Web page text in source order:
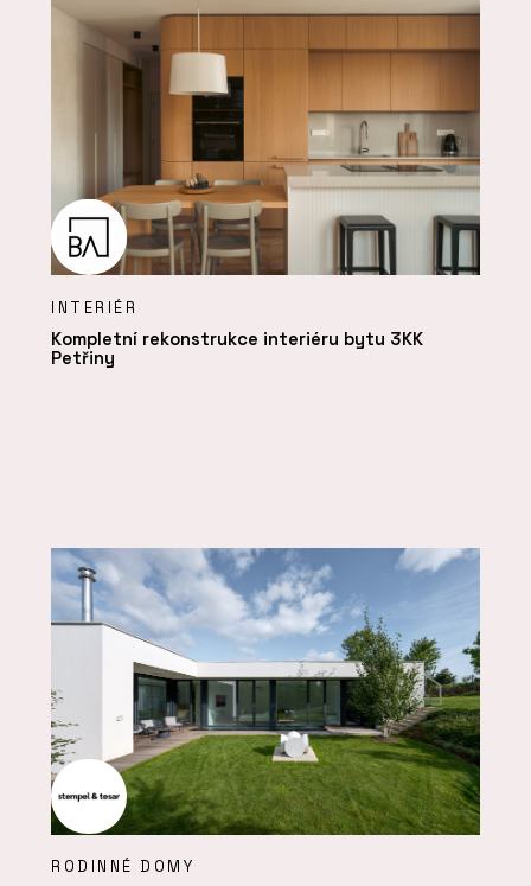
INTERIÉR
Kompletní rekonstrukce interiéru bytu 3KK
Petřiny
RODINNÉ DOMY